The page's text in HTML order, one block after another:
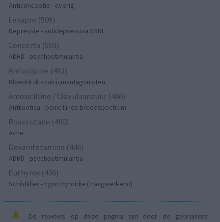
Anticonceptie - overig
Lexapro (509)
Depressie - antidepressiva SSRI
Concerta (503)
ADHD - psychostimulantia
Amlodipine (493)
Bloeddruk - calciumantagonisten
Amoxicilline / Clavulaanzuur (486)
Antibiotica - penicillines breedspectrum
Roaccutane (480)
Acne
Dexamfetamine (446)
ADHD - psychostimulantia
Euthyrox (436)
Schildklier - hypothyroidie (traagwerkend)
De reviews op deze pagina zijn door de gebruikers